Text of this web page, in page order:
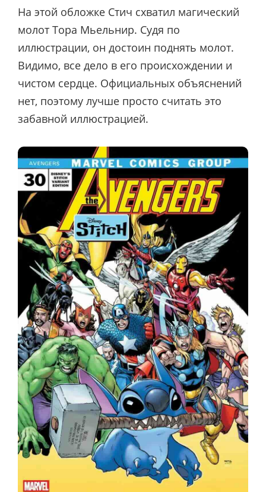
На этой обложке Стич схватил магический
молот Тора Мьельнир. Судя по
иллюстрации, он достоин поднять молот.
Видимо, все дело в его происхождении и
чистом сердце. Официальных объяснений
нет, поэтому лучше просто считать это
забавной иллюстрацией.